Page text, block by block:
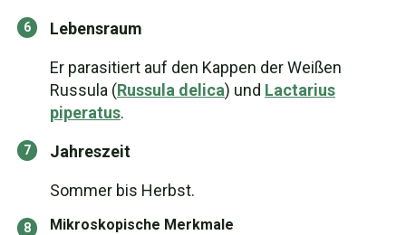
Lebensraum
Er parasitiert auf den Kappen der Weißen
Russula (Russula delica) und Lactarius
piperatus.
Jahreszeit
Sommer bis Herbst.
Mikroskopische Merkmale